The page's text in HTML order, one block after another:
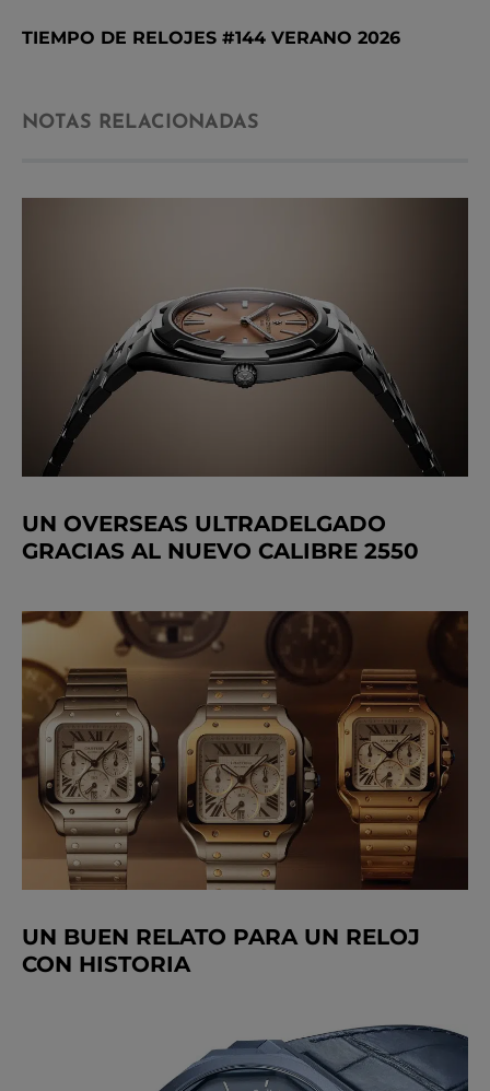
TIEMPO DE RELOJES #144 VERANO 2026
NOTAS RELACIONADAS
UN OVERSEAS ULTRADELGADO
GRACIAS AL NUEVO CALIBRE 2550
UN BUEN RELATO PARA UN RELOJ
CON HISTORIA